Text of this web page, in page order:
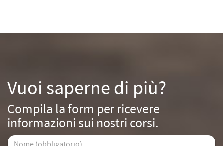
Vuoi saperne di più?
Compila la form per ricevere
informazioni sui nostri corsi.